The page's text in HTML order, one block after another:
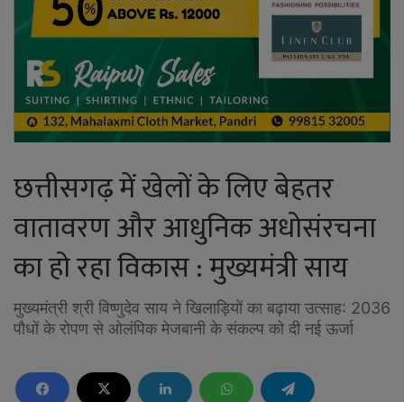
छत्तीसगढ़ में खेलों के लिए बेहतर
वातावरण और आधुनिक अधोसंरचना
का हो रहा विकास : मुख्यमंत्री साय
मुख्यमंत्री श्री विष्णुदेव साय ने खिलाड़ियों का बढ़ाया उत्साह: 2036
पौधों के रोपण से ओलंपिक मेजबानी के संकल्प को दी नई ऊर्जा